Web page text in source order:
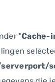
"Cache-